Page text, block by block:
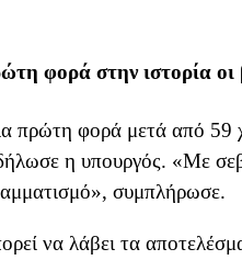
φορά στην ιστορία οι
πρώτη φορά μετά από 59
η υπουργός. «Με
συμπλήρωσε.
να λάβει τα